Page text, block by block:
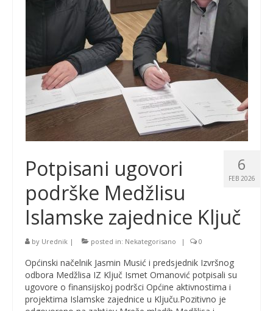
6
FEB 2026
Potpisani ugovori
podrške Medžlisu
Islamske zajednice Ključ
by Urednik | posted in: Nekategorisano | 0
Općinski načelnik Jasmin Musić i predsjednik Izvršnog
odbora Medžlisa IZ Ključ Ismet Omanović potpisali su
ugovore o finansijskoj podršci Općine aktivnostima i
projektima Islamske zajednice u Ključu.Pozitivno je